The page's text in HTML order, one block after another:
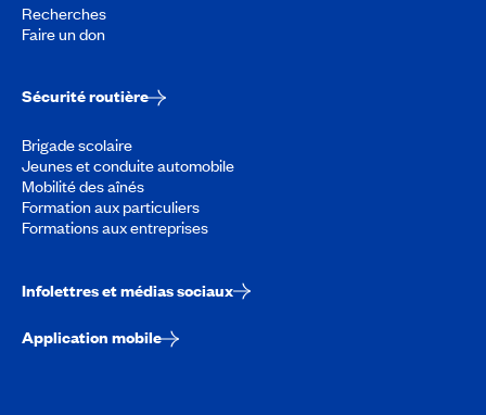
Recherches
Faire un don
Sécurité routière
Brigade scolaire
Jeunes et conduite automobile
Mobilité des aînés
Formation aux particuliers
Formations aux entreprises
Infolettres et médias sociaux
Application mobile